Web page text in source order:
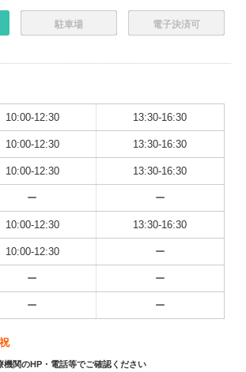
駐車場 電子決済可
10:00-12:30 13:30-16:30
10:00-12:30 13:30-16:30
10:00-12:30 13:30-16:30
ー ー
10:00-12:30 13:30-16:30
10:00-12:30 ー
ー ー
ー ー
機関のHP・電話等でご確認ください